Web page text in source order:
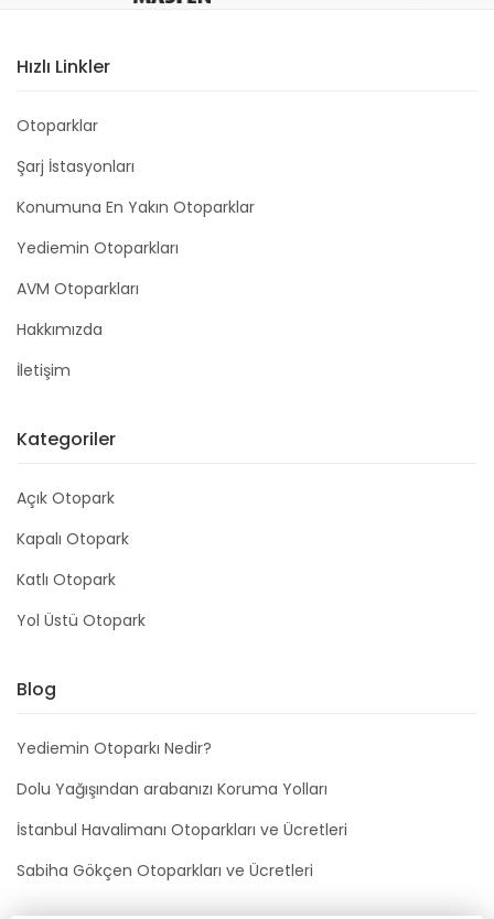
Hızlı Linkler
Otoparklar
Şarj İstasyonları
Konumuna En Yakın Otoparklar
Yediemin Otoparkları
AVM Otoparkları
Hakkımızda
İletişim
Kategoriler
Açık Otopark
Kapalı Otopark
Katlı Otopark
Yol Üstü Otopark
Blog
Yediemin Otoparkı Nedir?
Dolu Yağışından arabanızı Koruma Yolları
İstanbul Havalimanı Otoparkları ve Ücretleri
Sabiha Gökçen Otoparkları ve Ücretleri